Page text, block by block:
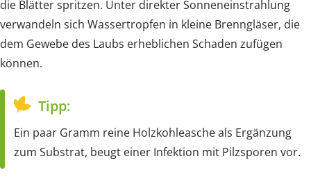
die Blätter spritzen. Unter direkter Sonneneinstrahlung
verwandeln sich Wassertropfen in kleine Brenngläser, die
dem Gewebe des Laubs erheblichen Schaden zufügen
können.
Tipp:
Ein paar Gramm reine Holzkohleasche als Ergänzung
zum Substrat, beugt einer Infektion mit Pilzsporen vor.